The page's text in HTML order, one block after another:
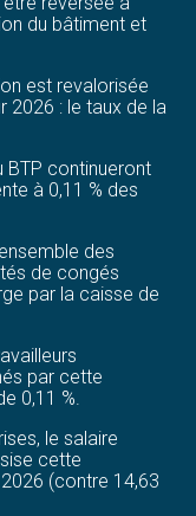
du bâtiment et
est revalorisée
2026 : le taux de la
BTP continueront
à 0,11 % des
des
de congés
par la caisse de
par cette
0,11 %.
le salaire
cette
(contre 14,63